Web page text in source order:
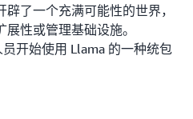
了一个充满可能性的世界，
性或管理基础设施。
开始使用 Llama 的一种统包